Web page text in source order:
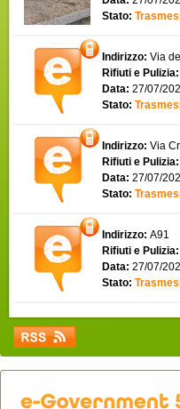
Stato:
Indirizzo: Via
Rifiuti e Pulizia:
Data: 27/07/
Stato:
Indirizzo: Via
Rifiuti e Pulizia:
Data: 27/07/
Stato:
Indirizzo: A91
Rifiuti e Pulizia:
Data: 27/07/
Stato: